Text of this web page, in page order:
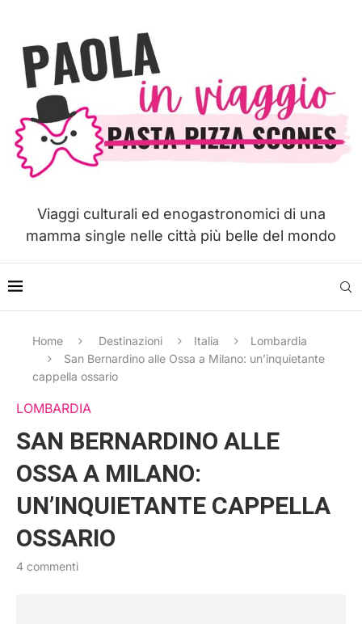
Viaggi culturali ed enogastronomici di una
mamma single nelle città più belle del mondo
Home Destinazioni Italia
Lombardia
San Bernardino alle Ossa a Milano: un’inquietante
cappella ossario
LOMBARDIA
SAN BERNARDINO ALLE
OSSA A MILANO:
UN’INQUIETANTE CAPPELLA
OSSARIO
4 commenti